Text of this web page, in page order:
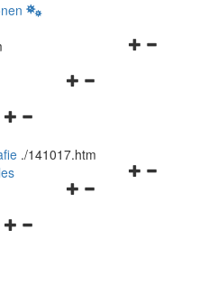
Navigationsmenü
Navigationsmenü
und
schließen
./141017.htm
Navigationsmenü
Navigationsmenü